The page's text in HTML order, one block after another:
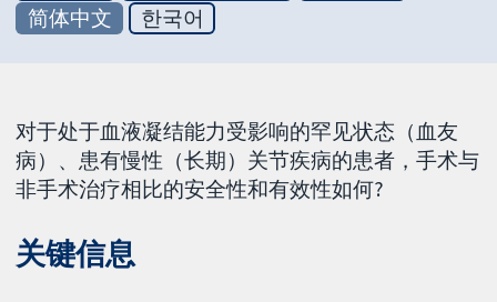
简体中文
한국어
对于处于血液凝结能力受影响的罕见状态（血友
病）、患有慢性（长期）关节疾病的患者，手术与
非手术治疗相比的安全性和有效性如何?
关键信息